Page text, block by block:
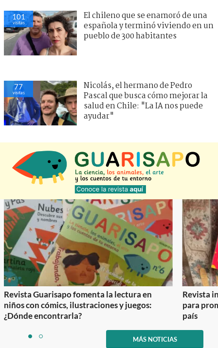
101
visitas
El chileno que se enamoró de una
española y terminó viviendo en un
pueblo de 300 habitantes
77
visitas
Nicolás, el hermano de Pedro
Pascal que busca cómo mejorar la
salud en Chile: "La IA nos puede
ayudar"
Revista Guarisapo fomenta la lectura en
niños con cómics, ilustraciones y juegos:
¿Dónde encontrarla?
Revista
para
país
itemitem
MÁS NOTICIAS